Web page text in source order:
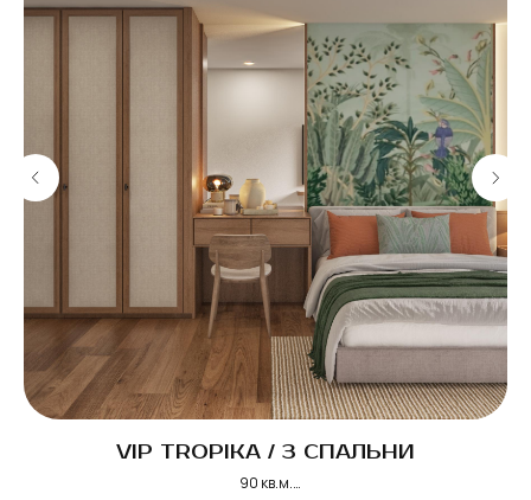
VIP TROPIKA / 3 СПАЛЬНИ
90 кв.м.
+66 93 2949060
О компании
Полезно знать
1/18 Moo 8, Thalang
District, Phuket 83110,
Thailand
& Ирина Хачатрян
Разработка сайта: Анджела Герасим
Продажа